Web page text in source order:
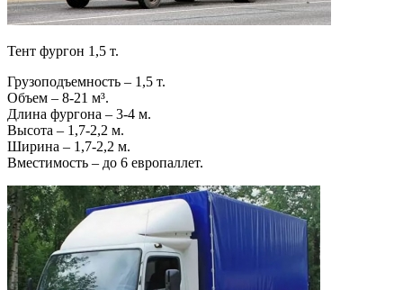
Тент фургон 1,5 т.
Грузоподъемность – 1,5 т.
Объем – 8-21 м³.
Длина фургона – 3-4 м.
Высота – 1,7-2,2 м.
Ширина – 1,7-2,2 м.
Вместимость – до 6 европаллет.